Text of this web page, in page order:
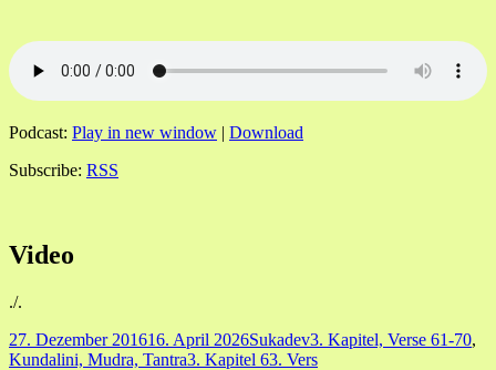
Podcast: Play in new window | Download
Subscribe: RSS
Video
./.
Veröffentlicht
am
27. Dezember 201616. April 2026Autor
SukadevKategorien
3. Kapitel, Verse 61-70,
Kundalini, Mudra, TantraSchlagwörter
3. Kapitel 63. Vers